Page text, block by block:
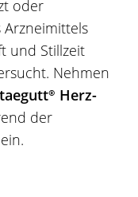
oder
und Stillzeit
Nehmen
Herz-
der